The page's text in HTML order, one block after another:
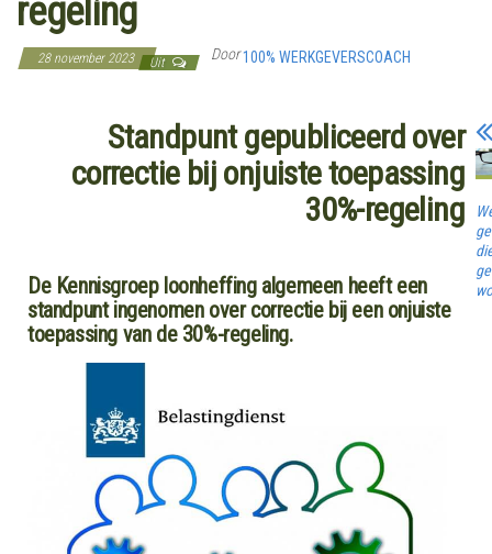
regeling
28 november 2023 Uit Door100% WERKGEVERSCOACH
Standpunt gepubliceerd over
correctie bij onjuiste toepassing
30%-regeling
De Kennisgroep loonheffing algemeen heeft een
standpunt ingenomen over correctie bij een onjuiste
toepassing van de 30%-regeling.